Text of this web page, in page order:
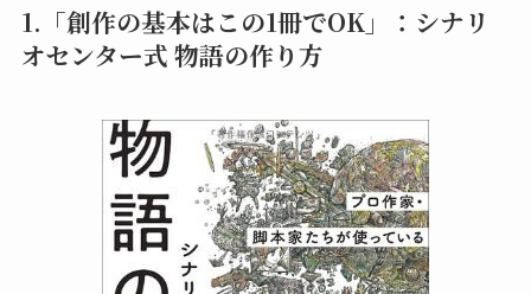
1.「創作の基本はこの1冊でOK」：シナリ
オセンター式 物語の作り方